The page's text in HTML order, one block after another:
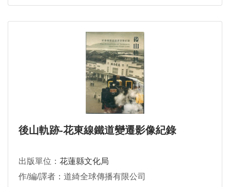
後山軌跡-花東線鐵道變遷影像紀錄
出版單位： 花蓮縣文化局
作/編/譯者：道綺全球傳播有限公司